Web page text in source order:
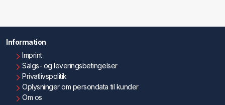
Information
Imprint
Salgs- og leveringsbetingelser
Privatlivspolitik
Oplysninger om persondata til kunder
Om os